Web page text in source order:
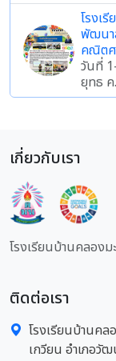
โรงเ
พัฒนา
คณิตศ
วันที่
ยุทธ ค
เกี่ยวกับเรา
โรงเรียนบ้านคลอง
ติดต่อเรา
โรงเรียนบ้านคล
เกวียน อำเภอวั